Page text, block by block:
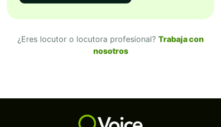
¿Eres locutor o locutora profesional? Trabaja con
nosotros